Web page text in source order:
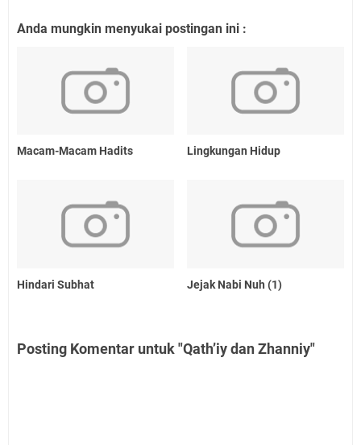
Anda mungkin menyukai postingan ini :
Macam-Macam Hadits Lingkungan Hidup
Hindari Subhat Jejak Nabi Nuh (1)
Posting Komentar untuk "Qath’iy dan Zhanniy"